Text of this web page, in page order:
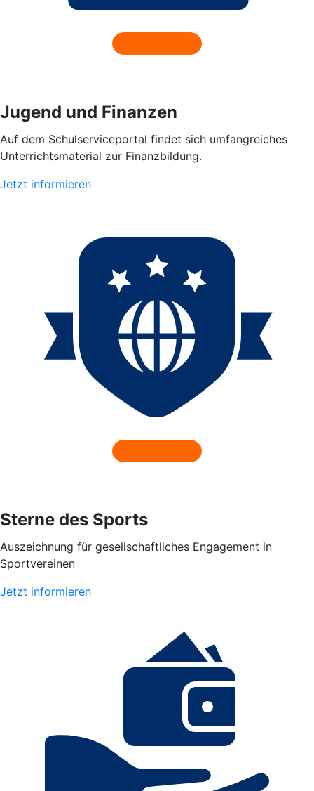
Jugend und Finanzen
Auf dem Schulserviceportal findet sich umfangreiches
Unterrichtsmaterial zur Finanzbildung.
Jetzt informieren
Sterne des Sports
Auszeichnung für gesellschaftliches Engagement in
Sportvereinen
Jetzt informieren